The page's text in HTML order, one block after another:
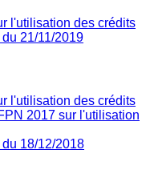
l'utilisation des crédits
21/11/2019
l'utilisation des crédits
2017 sur l'utilisation
18/12/2018